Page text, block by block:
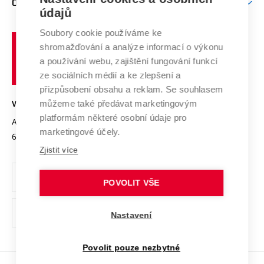
E-přihláška
Doktorské studium
Podpora podnikání
Systém zajišťování kvality výzkumu
Výzkumné infrastruktury
Transfer znalostí
Open Science
Projekty
Projekty ze strukturálních fondů
Specifický výzkum
Zahraniční spolupráce
Spolupráce se školami
Mezinárodní dohody
Univerzitní sítě
O UNIVERZITĚ
Profil univerzity
Udržitelná univerzita
Podnikavá univerzita / ContriBUTe
Bezpečná univerzita
Vyznamenání
Organizační struktura
Ochrana osobních údajů
odkaz)
učení
technické
Brně
VYSOKÉ UČENÍ TECHNICKÉ V BRNĚ
Antonínská 548/1
602 00 Brno
www.vut.cz
vut@vutbr.cz
údajů
Soubory cookie používáme ke
shromažďování a analýze informací o výkonu
a používání webu, zajištění fungování funkcí
ze sociálních médií a ke zlepšení a
přizpůsobení obsahu a reklam. Se souhlasem
můžeme také předávat marketingovým
platformám některé osobní údaje pro
marketingové účely.
Zjistit více
POVOLIT VŠE
Nastavení
Povolit pouze nezbytné